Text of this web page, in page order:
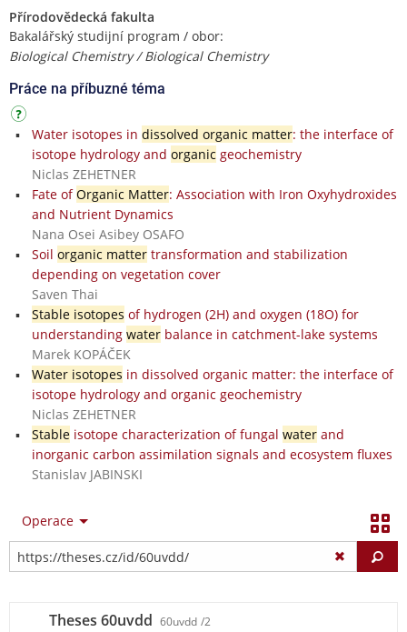
Přírodovědecká fakulta
Bakalářský studijní program / obor:
Biological Chemistry / Biological Chemistry
Práce na příbuzné téma
Water isotopes in dissolved organic matter: the interface of
isotope hydrology and organic geochemistry
Niclas ZEHETNER
Fate ofOrganic Matter: Association with Iron Oxyhydroxides
and Nutrient Dynamics
Nana Osei Asibey OSAFO
Soil organic mattertransformation and stabilization
depending on vegetation cover
Saven Thai
Stable isotopes of hydrogen (2H) and oxygen (18O) for
understanding waterbalance in catchment-lake systems
Marek KOPÁČEK
Water isotopes in dissolved organic matter: the interface of
isotope hydrology and organic geochemistry
Niclas ZEHETNER
Stableisotope characterization of fungal waterand
inorganic carbon assimilation signals and ecosystem fluxes
Stanislav JABINSKI
Operace
Theses 60uvdd 60uvdd /2